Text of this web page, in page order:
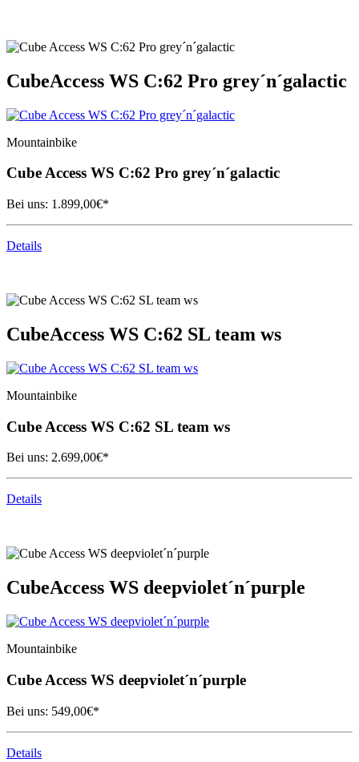
CubeAccess WS C:62 Pro grey´n´galactic
Mountainbike
CubeAccess WS C:62 Pro grey´n´galactic
Bei uns: 1.899,00€*
Details
CubeAccess WS C:62 SL team ws
Mountainbike
Cube Access WS C:62 SL team ws
Bei uns: 2.699,00€*
Details
CubeAccess WS deepviolet´n´purple
Mountainbike
Cube Access WS deepviolet´n´purple
Bei uns: 549,00€*
Details